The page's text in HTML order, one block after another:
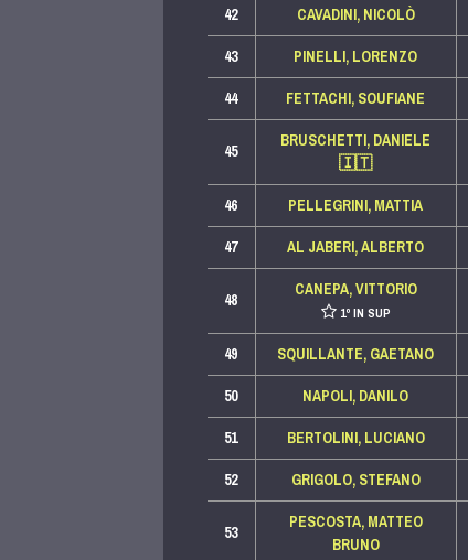
42
CAVADINI, NICOLÒ
43
PINELLI, LORENZO
44
FETTACHI, SOUFIANE
45
BRUSCHETTI, DANIELE
🇮🇹
46
PELLEGRINI, MATTIA
47
AL JABERI, ALBERTO
48
CANEPA, VITTORIO
1º IN SUP
49
SQUILLANTE, GAETANO
50
NAPOLI, DANILO
51
BERTOLINI, LUCIANO
52
GRIGOLO, STEFANO
53
PESCOSTA, MATTEO
BRUNO